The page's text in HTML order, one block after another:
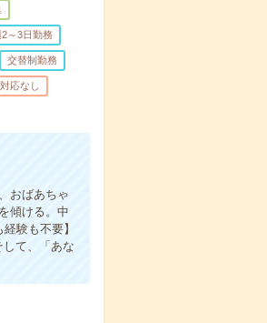
2～3日勤務
交替制勤務
応なし
おばあちゃ
傾ける。中
験も不要】
て、「あな